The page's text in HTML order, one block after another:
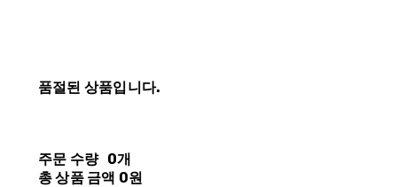
품절된 상품입니다.
주문 수량 0개
총 상품 금액 0원